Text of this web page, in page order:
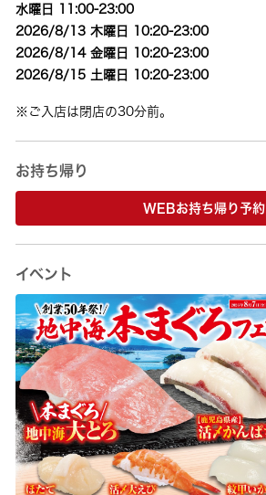
水曜日 11:00-23:00
2026/8/13 木曜日 10:20-23:00
2026/8/14 金曜日 10:20-23:00
2026/8/15 土曜日 10:20-23:00
※ご入店は閉店の30分前。
お持ち帰り
WEBお持ち帰り予約
イベント